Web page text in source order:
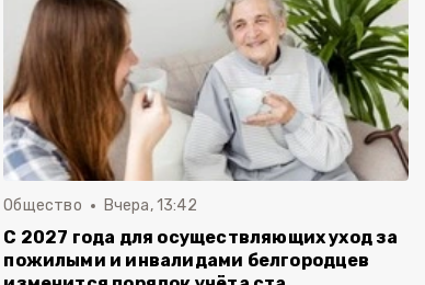
Общество Вчера, 13:42
С 2027 года для осуществляющих уход за
пожилыми и инвалидами белгородцев